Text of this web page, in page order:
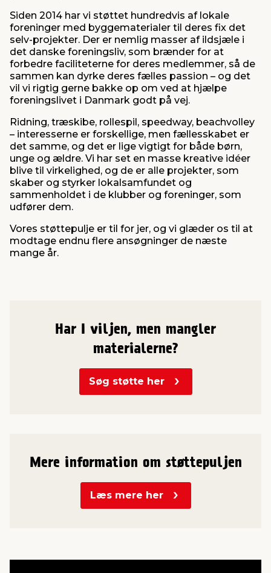
Siden 2014 har vi støttet hundredvis af lokale
foreninger med byggematerialer til deres fix det
selv-projekter. Der er nemlig masser af ildsjæle i
det danske foreningsliv, som brænder for at
forbedre faciliteterne for deres medlemmer, så de
sammen kan dyrke deres fælles passion – og det
vil vi rigtig gerne bakke op om ved at hjælpe
foreningslivet i Danmark godt på vej.
Ridning, træskibe, rollespil, speedway, beachvolley
– interesserne er forskellige, men fællesskabet er
det samme, og det er lige vigtigt for både børn,
unge og ældre. Vi har set en masse kreative idéer
blive til virkelighed, og de er alle projekter, som
skaber og styrker lokalsamfundet og
sammenholdet i de klubber og foreninger, som
udfører dem.
Vores støttepulje er til for jer, og vi glæder os til at
modtage endnu flere ansøgninger de næste
mange år.
Har I viljen, men mangler
materialerne?
Søg støtte her
Mere information om støttepuljen
Læs mere her